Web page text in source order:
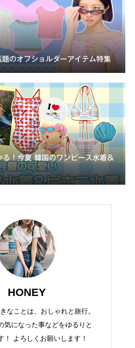
のオフショルダーアイテム特集
る！今夏 韓国のワンピース水着＆
HONEY
なことは、おしゃれと旅行。
気になった事などをゆるりと
！ よろしくお願いします！